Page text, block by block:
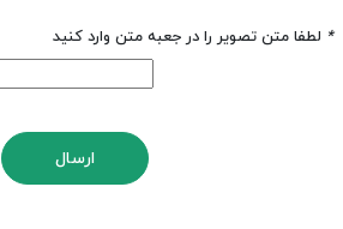
* لطفا متن تصویر را در جعبه متن وارد کنید
ارسال